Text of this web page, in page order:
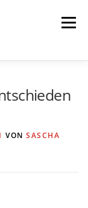
Menü
VON SASCHA